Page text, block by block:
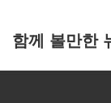
함께 볼만한